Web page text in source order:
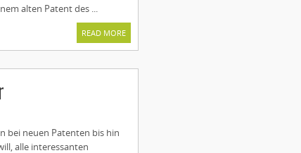
alten Patent des ...
READ MORE
bei neuen Patenten bis hin
alle interessanten